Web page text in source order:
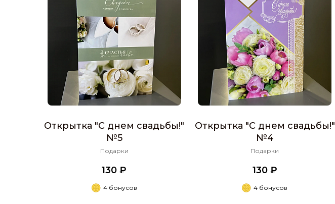
Открытка "С днем свадьбы!"
№5
Подарки
130 ₽
4 бонусов
Открытка "С днем свадьбы!"
№4
Подарки
130 ₽
4 бонусов